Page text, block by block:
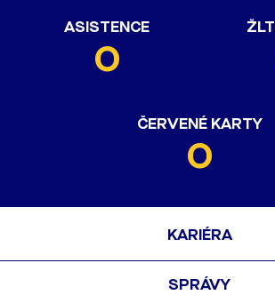
ASISTENCE
0
ČERVENÉ KARTY
0
KARIÉRA
SPRÁVY